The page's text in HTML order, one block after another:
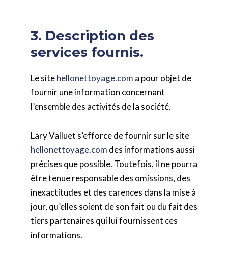
3. Description des
services fournis.
Le sitehellonettoyage.com a pour objet de
fournir une information concernant
l’ensemble des activités de la société.
Lary Valluet s’efforce de fournir sur le site
hellonettoyage.com des informations aussi
précises que possible. Toutefois, il ne pourra
être tenue responsable des omissions, des
inexactitudes et des carences dans la mise à
jour, qu’elles soient de son fait ou du fait des
tiers partenaires qui lui fournissent ces
informations.